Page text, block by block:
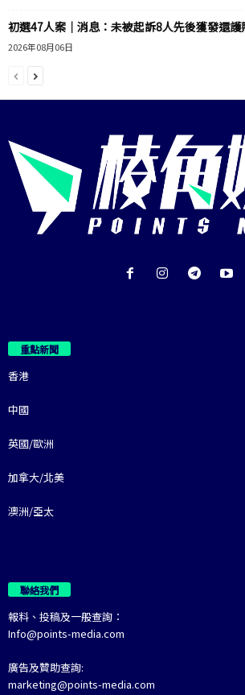
初選47人案｜消息：未被起訴8人先後獲發還護
2026年08月06日
重點新聞
香港
中國
英國/歐洲
加拿大/北美
澳洲/亞太
聯絡我們
報料、投稿及一般查詢：
Info@points-media.com
廣告及贊助查詢:
marketing@points-media.com